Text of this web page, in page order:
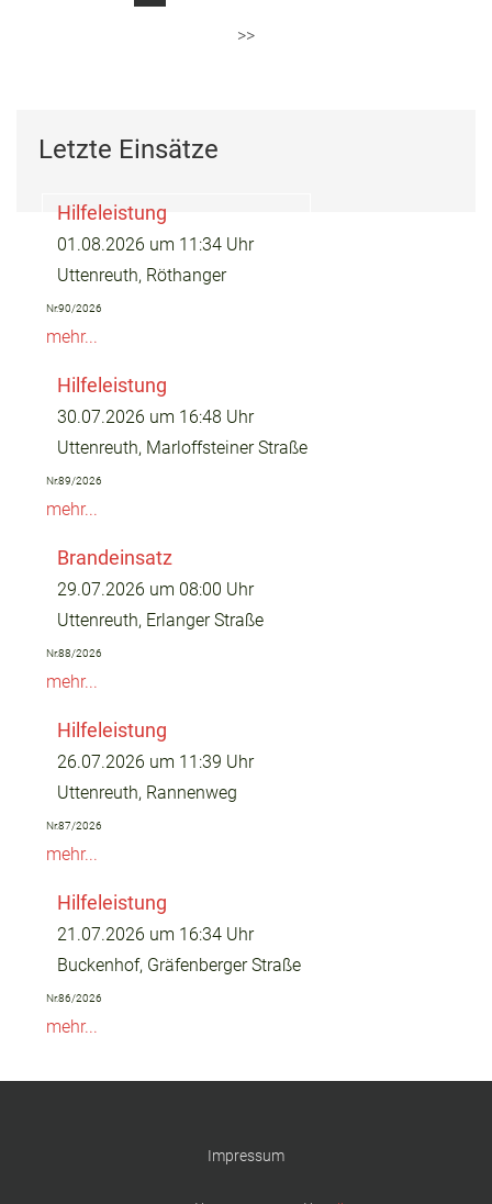
Letzte Einsätze
Hilfeleistung
01.08.2026 um 11:34 Uhr
Uttenreuth, Röthanger
Nr.90/2026
mehr...
Hilfeleistung
30.07.2026 um 16:48 Uhr
Uttenreuth, Marloffsteiner Straße
Nr.89/2026
mehr...
Brandeinsatz
29.07.2026 um 08:00 Uhr
Uttenreuth, Erlanger Straße
Nr.88/2026
mehr...
Hilfeleistung
26.07.2026 um 11:39 Uhr
Uttenreuth, Rannenweg
Nr.87/2026
mehr...
Hilfeleistung
21.07.2026 um 16:34 Uhr
Buckenhof, Gräfenberger Straße
Nr.86/2026
mehr...
Impressum